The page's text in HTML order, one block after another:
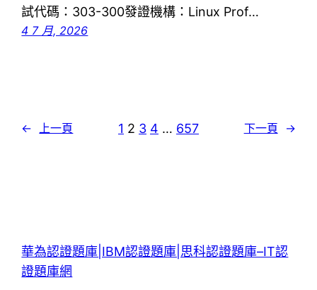
試代碼：303-300發證機構：Linux Prof…
4 7 月, 2026
← 上一頁 1 2 3 4 … 657 下一頁 →
華為認證題庫|IBM認證題庫|思科認證題庫–IT認
證題庫網